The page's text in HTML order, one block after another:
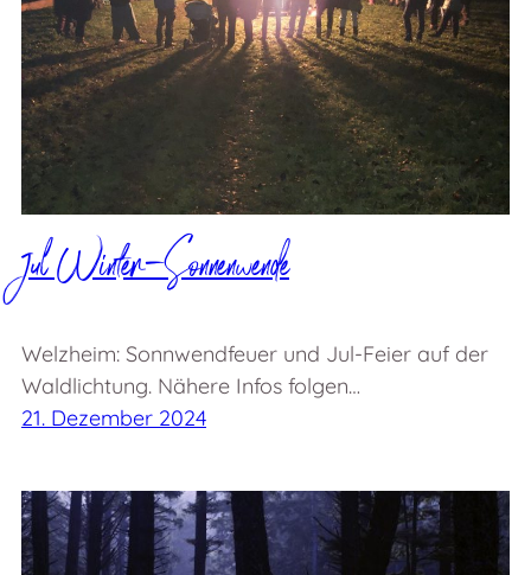
Jul Winter-Sonnenwende
Welzheim: Sonnwendfeuer und Jul-Feier auf der
Waldlichtung. Nähere Infos folgen…
21. Dezember 2024